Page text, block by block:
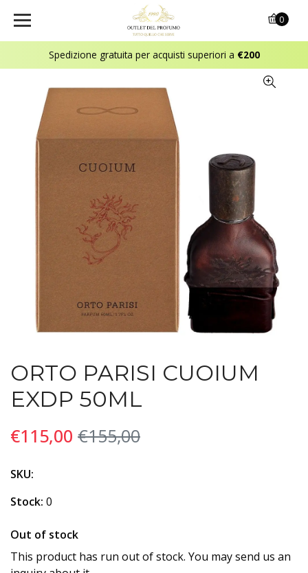
Spedizione gratuita per acquisti superiori a €200
0
ORTO PARISI CUOIUM
EXDP 50ML
€115,00 €155,00
SKU:
Stock: 0
Out of stock
This product has run out of stock. You may send us an